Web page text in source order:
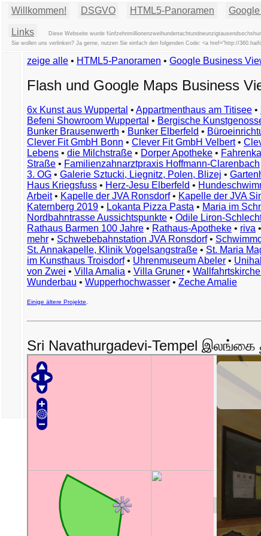
Willkommen! DSGVO HTML5-Panoramen
Links
Diese Webseite wurde
Sie wollen uns verlinken? Ja gerne, nutzen Sie einfach den folgenden Code: <a href="http://
zeige alle • HTML5-Panoramen • Google Business
Flash und Google Maps Business
6x Kunst aus Wuppertal • Appartmenthaus am Titisee •
Befeni Showroom Wuppertal • Bergische
Bunker Brausenwerth • Bunker Elberfeld •
Clever Fit GmbH Bonn • Clever Fit GmbH Velbert•
Lebens • die Milchstraße • Dorper Apotheke •
Straße • Familienzahnarztpraxis Hoffmann-Clarenbach
3. OG • Galerie Sztucki, Liegnitz, Polen, Blizej •
Haus Kriegsfuss • Herz-Jesu Elberfeld •
Arbeit• Kapelle der JVA Ronsdorf• Kapelle der JVA
Katernberg 2019 • Lokanta Pizza Pasta • Maria im
Nordbahntrasse Aussichtspunkte • Odile Liron-
Rathaus Barmen 100 Jahre • Rathaus-Apotheke • riva •
mehr • Schwebebahnstation JVA Ronsdorf•
St. Annakapelle, Klinik Vogelsangstraße • St. Maria
im Kunsthaus Troisdorf• Uhrenmuseum Abeler •
von Zwei • Villa Amalia • Villa Gruner •
Wunderbau • Wupperhochwasser • Zeche Amalie
Einige ältere Projekte
Sri Navathurgadevi-Tempel இலங்கை